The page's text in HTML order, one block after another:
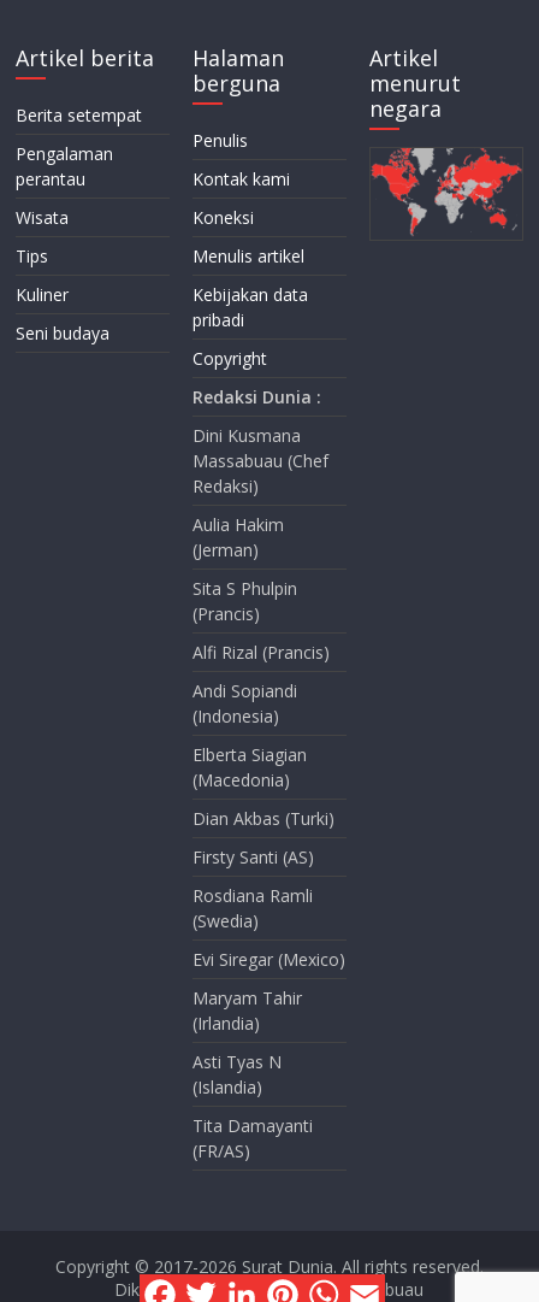
Artikel berita
Berita setempat
Pengalaman
perantau
Wisata
Tips
Kuliner
Seni budaya
Halaman
berguna
Penulis
Kontak kami
Koneksi
Menulis artikel
Kebijakan data
pribadi
Copyright
Redaksi Dunia :
Dini Kusmana
Massabuau (Chef
Redaksi)
Aulia Hakim
(Jerman)
Sita S Phulpin
(Prancis)
Alfi Rizal (Prancis)
Andi Sopiandi
(Indonesia)
Elberta Siagian
(Macedonia)
Dian Akbas (Turki)
Firsty Santi (AS)
Rosdiana Ramli
(Swedia)
Evi Siregar (Mexico)
Maryam Tahir
(Irlandia)
Asti Tyas N
(Islandia)
Tita Damayanti
(FR/AS)
Artikel
menurut
negara
Copyright © 2017-2026 Surat Dunia. All rights reserved.
Dikelola oleh Dini Kusmana Massabuau
F T L P W E